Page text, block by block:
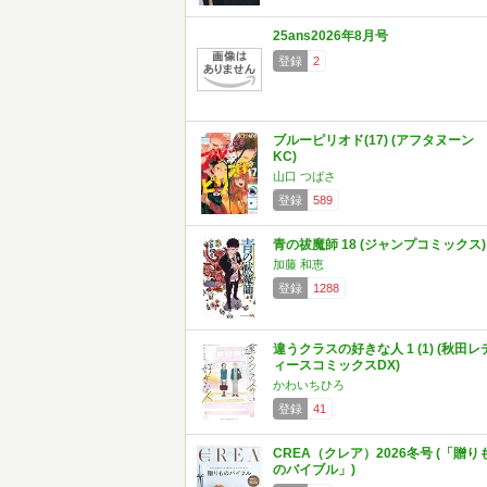
25ans2026年8月号
登録 2
ブルーピリオド(17) (アフタヌーン
KC)
山口 つばさ
登録
589
青の祓魔師 18 (ジャンプコミックス)
加藤 和恵
登録
1288
違うクラスの好きな人 1 (1) (秋田レ
ィースコミックスDX)
かわいちひろ
登録
41
CREA（クレア）2026冬号 (「贈り
のバイブル」)